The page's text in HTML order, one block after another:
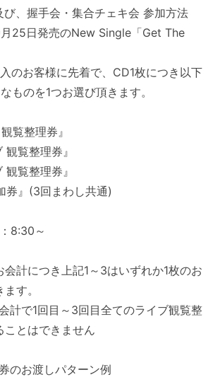
、握手会・集合チェキ会 参加方法
25日発売のNew Single「Get The
のお客様に先着で、CD1枚につき以下
ものを1つお選び頂きます。
覧整理券』
覧整理券』
覧整理券』
券』(3回まわし共通)
8:30～
会計につき上記1～3はいずれか1枚のお
す。
計で1回目～3回目全てのライブ観覧整
ことはできません
のお渡しパターン例